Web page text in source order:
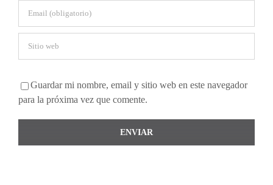
Guardar mi nombre, email y sitio web en este navegador
para la próxima vez que comente.